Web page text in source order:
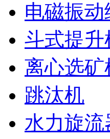
电磁振动
斗式提升
离心选矿
跳汰机
水力旋流